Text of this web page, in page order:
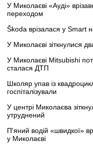
У Миколаєві «Ауді»
переходом
Škoda врізалася у Smart
У Миколаєві зіткнулися
У Миколаєві Mitsubishi
сталася ДТП
Школяр упав із
госпіталізували
У центрі Миколаєва
утруднений
П'яний водій «швидкої»
у Миколаєві